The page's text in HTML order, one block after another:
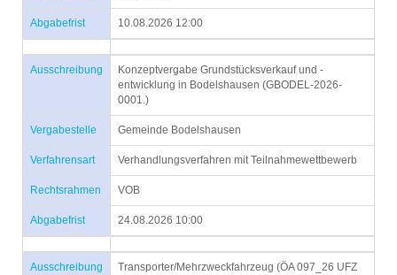
Abgabefrist 10.08.2026 12:00
Ausschreibung
Konzeptvergabe Grundstücksverkauf und -
entwicklung in Bodelshausen (GBODEL-2026-
0001.)
Vergabestelle Gemeinde Bodelshausen
Verfahrensart Verhandlungsverfahren mit Teilnahmewettbewerb
Rechtsrahmen VOB
Abgabefrist 24.08.2026 10:00
Ausschreibung
Transporter/Mehrzweckfahrzeug (ÖA 097_26 UFZ